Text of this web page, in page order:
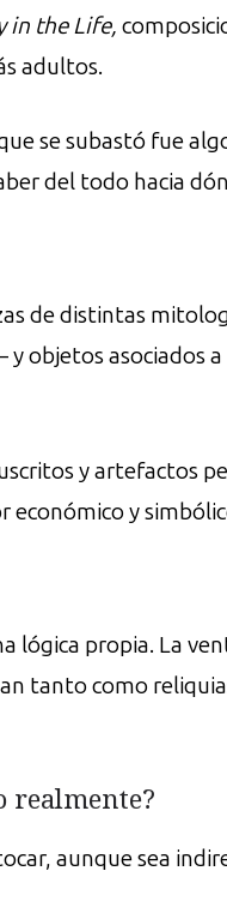
in the Life,
adultos.
se subastó fue
del todo hacia
de distintas
objetos asociados
y artefactos
económico y
lógica propia. La
tanto como
realmente?
aunque sea